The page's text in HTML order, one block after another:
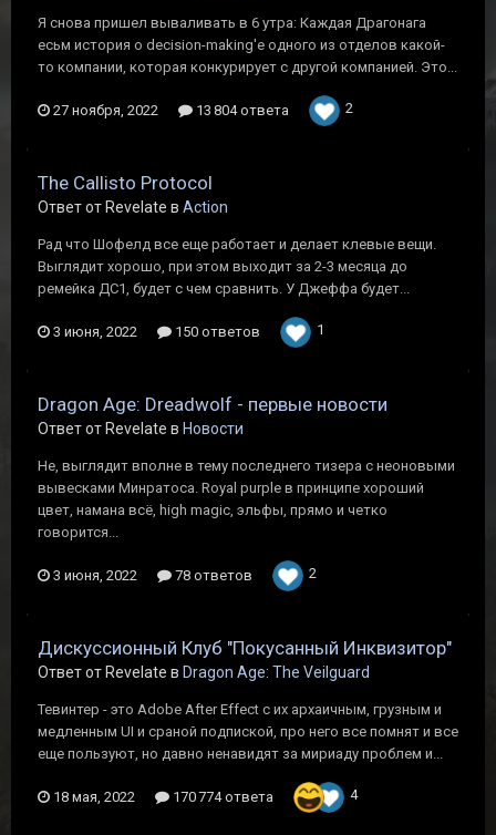
Я снова пришел вываливать в 6 утра: Каждая Драгонага
есьм история о decision-making'e одного из отделов какой-
то компании, которая конкурирует с другой компанией. Это...
27 ноября, 2022 13 804 ответа 2
The Callisto Protocol
Ответ от Revelate в Action
Рад что Шофелд все еще работает и делает клевые вещи.
Выглядит хорошо, при этом выходит за 2-3 месяца до
ремейка ДС1, будет с чем сравнить. У Джеффа будет...
3 июня, 2022 150 ответов 1
Dragon Age: Dreadwolf - первые новости
Ответ от Revelate в Новости
Не, выглядит вполне в тему последнего тизера с неоновыми
вывесками Минратоса. Royal purple в принципе хороший
цвет, намана всё, high magic, эльфы, прямо и четко
говорится...
3 июня, 2022 78 ответов 2
Дискуссионный Клуб "Покусанный Инквизитор"
Ответ от Revelate в Dragon Age: The Veilguard
Тевинтер - это Adobe After Effect с их архаичным, грузным и
медленным UI и сраной подпиской, про него все помнят и все
еще пользуют, но давно ненавидят за мириаду проблем и...
18 мая, 2022 170 774 ответа 4